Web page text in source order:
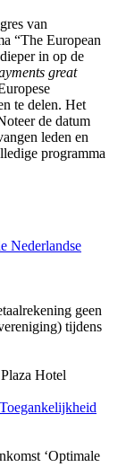
van
“The European
in op de
great
te delen. Het
de datum
leden en
programma
Nederlandse
geen
tijdens
Hotel
‘Optimale